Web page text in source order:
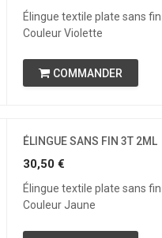
Élingue textile plate sans
Couleur Violette
COMMANDER
ÉLINGUE SANS FIN 3T 2ML
30,50€
Élingue textile plate sans
Couleur Jaune